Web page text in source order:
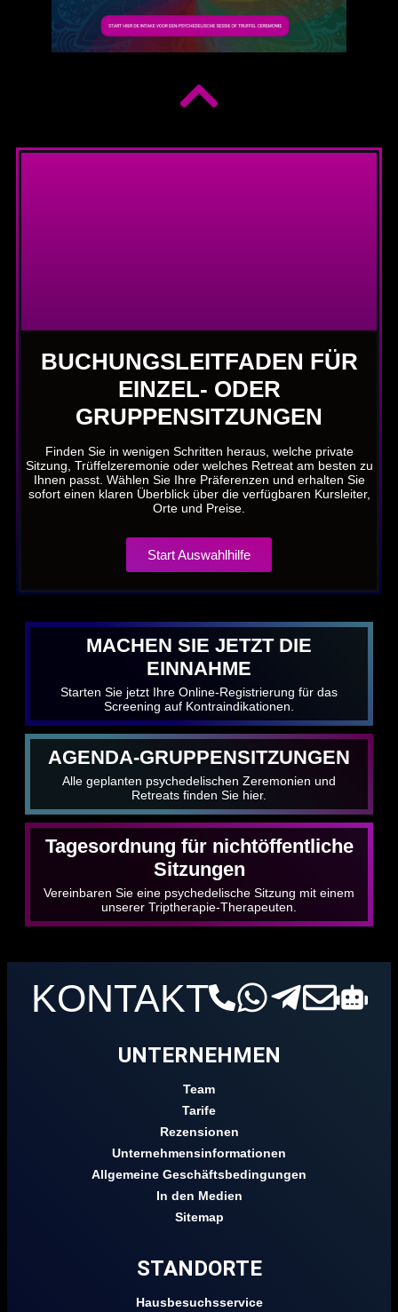
BUCHUNGSLEITFADEN FÜR
EINZEL- ODER
GRUPPENSITZUNGEN
Finden Sie in wenigen Schritten heraus, welche private
Sitzung, Trüffelzeremonie oder welches Retreat am besten zu
Ihnen passt. Wählen Sie Ihre Präferenzen und erhalten Sie
sofort einen klaren Überblick über die verfügbaren Kursleiter,
Orte und Preise.
Start Auswahlhilfe
MACHEN SIE JETZT DIE
EINNAHME
Starten Sie jetzt Ihre Online-Registrierung für das
Screening auf Kontraindikationen.
AGENDA-GRUPPENSITZUNGEN
Alle geplanten psychedelischen Zeremonien und
Retreats finden Sie hier.
Tagesordnung für nichtöffentliche
Sitzungen
Vereinbaren Sie eine psychedelische Sitzung mit einem
unserer Triptherapie-Therapeuten.
KONTAKT
UNTERNEHMEN
Team
Tarife
Rezensionen
Unternehmensinformationen
Allgemeine Geschäftsbedingungen
In den Medien
Sitemap
STANDORTE
Hausbesuchsservice